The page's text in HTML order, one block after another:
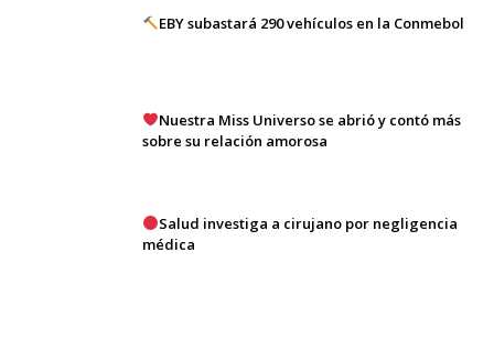
EBY subastará 290 vehículos en la Conmebol
Nuestra Miss Universo se abrió y contó más
sobre su relación amorosa
Salud investiga a cirujano por negligencia
médica